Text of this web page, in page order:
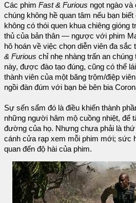
Các phim Fast & Furious ngọt ngào
chúng không hề quan tâm nếu bạn
không có thói quen khua chiêng gióng
thủ của bản thân — ngược với phim
hô hoán về việc chọn diễn viên đa sắc
& Furious chỉ nhẹ nhàng trấn an
này, được đào tạo đúng, cũng có thể
thành viên của một băng trộm/điệp
ngồi đàn đúm với bạn bè bên bia
Sự sến sẩm đó là điều khiến thành
những người hâm mộ cuồng nhiệt, để
đường của họ. Nhưng chưa phải là
cánh cửa rạp xem mỗi phim mới; sức
quan đến độ hài của phim.